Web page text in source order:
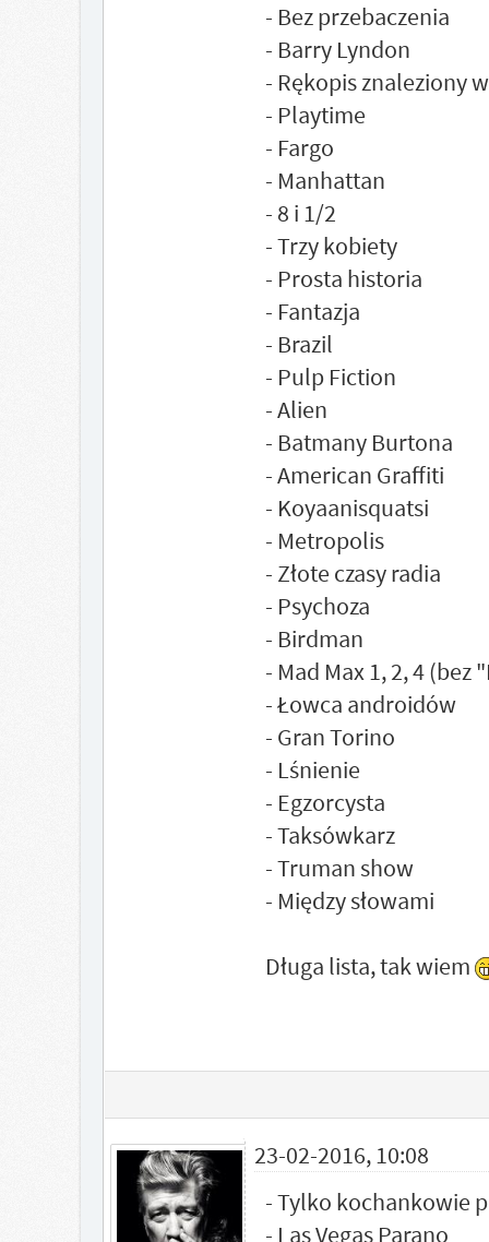
- Bez przebaczenia
- Barry Lyndon
- Rękopis znaleziony
- Playtime
- Fargo
- Manhattan
- 8 i 1/2
- Trzy kobiety
- Prosta historia
- Fantazja
- Brazil
- Pulp Fiction
- Alien
- Batmany Burtona
- American Graffiti
- Koyaanisquatsi
- Metropolis
- Złote czasy radia
- Psychoza
- Birdman
- Mad Max 1, 2, 4
- Łowca androidów
- Gran Torino
- Lśnienie
- Egzorcysta
- Taksówkarz
- Truman show
- Między słowami
Długa lista, tak wiem
23-02-2016, 10:08
- Tylko kochankowie
- Las Vegas Parano